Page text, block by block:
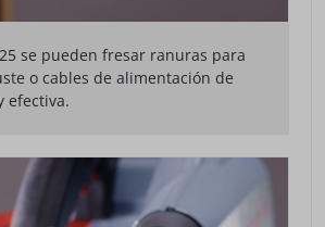
se pueden fresar ranuras para
o cables de alimentación de
efectiva.